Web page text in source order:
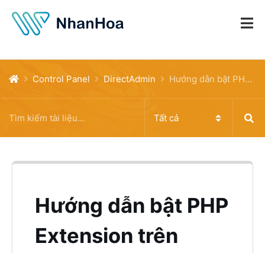
Control Panel DirectAdmin Hướng dẫn bật PHP Extension trên DirectAdmin
Hướng dẫn bật PHP
Extension trên